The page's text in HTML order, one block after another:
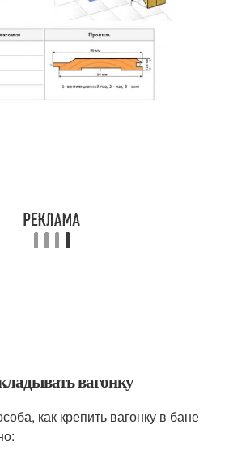
вагонку
как крепить вагонку в бане